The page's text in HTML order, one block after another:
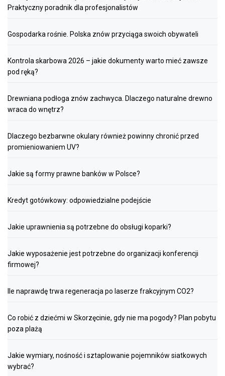
Praktyczny poradnik dla profesjonalistów
Gospodarka rośnie. Polska znów przyciąga swoich obywateli
Kontrola skarbowa 2026 – jakie dokumenty warto mieć zawsze
pod ręką?
Drewniana podłoga znów zachwyca. Dlaczego naturalne drewno
wraca do wnętrz?
Dlaczego bezbarwne okulary również powinny chronić przed
promieniowaniem UV?
Jakie są formy prawne banków w Polsce?
Kredyt gotówkowy: odpowiedzialne podejście
Jakie uprawnienia są potrzebne do obsługi koparki?
Jakie wyposażenie jest potrzebne do organizacji konferencji
firmowej?
Ile naprawdę trwa regeneracja po laserze frakcyjnym CO2?
Co robić z dziećmi w Skorzęcinie, gdy nie ma pogody? Plan pobytu
poza plażą
Jakie wymiary, nośność i sztaplowanie pojemników siatkowych
wybrać?